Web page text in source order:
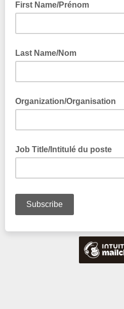
First Name/Prénom
Last Name/Nom
Organization/Organisation
Job Title/Intitulé du poste